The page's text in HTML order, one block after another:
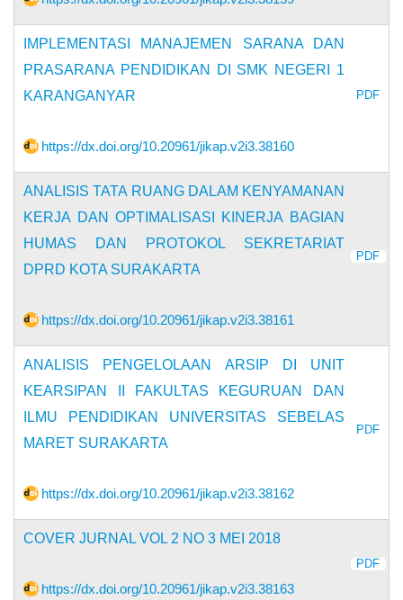
IMPLEMENTASI MANAJEMEN SARANA DAN
PRASARANA PENDIDIKAN DI SMK NEGERI 1
KARANGANYAR
https://dx.doi.org/10.20961/jikap.v2i3.38160
PDF
ANALISIS TATA RUANG DALAM KENYAMANAN
KERJA DAN OPTIMALISASI KINERJA BAGIAN
HUMAS DAN PROTOKOL SEKRETARIAT
DPRD KOTA SURAKARTA
https://dx.doi.org/10.20961/jikap.v2i3.38161
PDF
ANALISIS PENGELOLAAN ARSIP DI UNIT
KEARSIPAN II FAKULTAS KEGURUAN DAN
ILMU PENDIDIKAN UNIVERSITAS SEBELAS
MARET SURAKARTA
https://dx.doi.org/10.20961/jikap.v2i3.38162
PDF
COVER JURNAL VOL 2 NO 3 MEI 2018
https://dx.doi.org/10.20961/jikap.v2i3.38163
PDF